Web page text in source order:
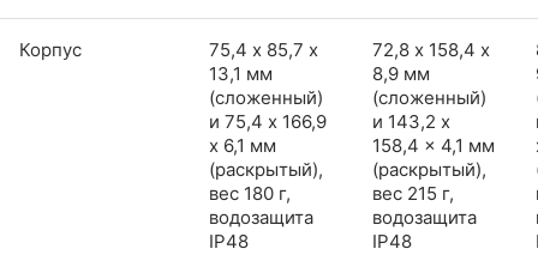
Корпус
75,4 х 85,7 х
13,1 мм
(сложенный)
и 75,4 x 166,9
x 6,1 мм
(раскрытый),
вес 180 г,
водозащита
IP48
72,8 х 158,4 х
8,9 мм
(сложенный)
и 143,2 x
158,4 x 4,1 мм
(раскрытый),
вес 215 г,
водозащита
IP48